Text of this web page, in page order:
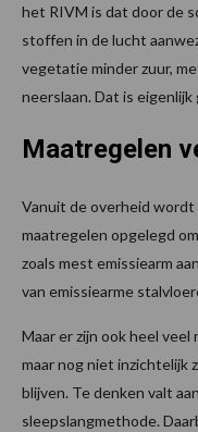
het RIVM is dat door de
stoffen in de lucht
vegetatie minder zuur,
neerslaan. Dat is
Maatregelen
Vanuit de overheid
maatregelen opgelegd
zoals mest emissiearm
van emissiearme
Maar er zijn ook heel
maar nog niet inzichtelijk
blijven. Te denken valt
sleepslangmethode.